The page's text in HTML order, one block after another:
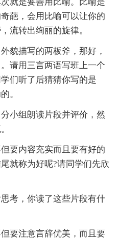
葩，会用比喻可以让你的
流转出绚丽的旋律。
貌描写的两板斧，那好，
请用三言两语写班上一个
们听了后猜猜你写的是
。
小组朗读片段并评价，然
要内容充实而且要有好的
就称为好呢?请同学们先欣
考，你读了这些片段有什
要注意言辞优美，而且要